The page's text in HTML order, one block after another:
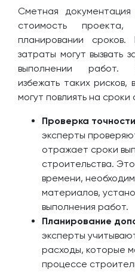
Сметная
стоимость
планировании
затраты могут вызвать
выполнении работ.
избежать таких рисков,
могут повлиять на сроки
Проверка
эксперты
отражает сроки
строительства.
времени,
материалов,
выполнения работ.
Планирование
эксперты
расходы, которые
процессе